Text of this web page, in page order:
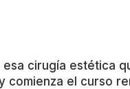
esa cirugía estética
comienza el curso